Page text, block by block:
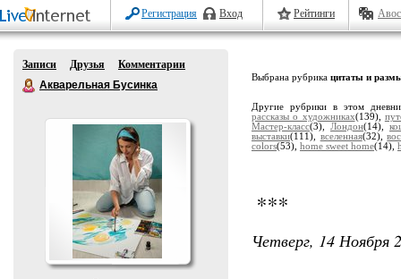
Регистрация Вход Рейтинги
Записи Друзья
Комментарии
Акварельная Бусинка
Выбрана рубрика цитаты и
Другие рубрики в этом
рассказы о художниках(139),
Мастер-класс(3), Лондон(14),
выставки(111), вселенная(32),
colors(53), home sweet home(14),
***
Четверг, 14 Ноября